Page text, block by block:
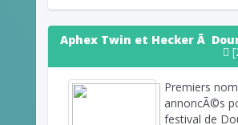
Aphex Twin et Hecker Ã
Premiers
annoncÃ©s
festival de